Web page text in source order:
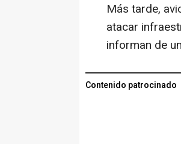
Más tarde,
atacar
informan de
Contenido patrocinado